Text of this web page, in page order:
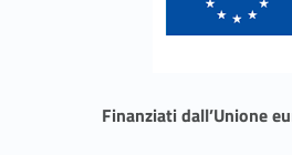
g
Finanziati dall’Unione